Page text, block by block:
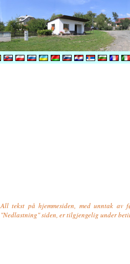
All tekst på hjemmesiden, med unntak av
"Nedlastning" siden, er tilgjengelig under